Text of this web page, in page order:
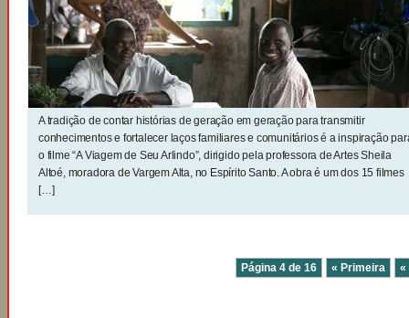
A tradição de contar histórias de geração em geração para transmitir
conhecimentos e fortalecer laços familiares e comunitários é a inspiração
o filme “A Viagem de Seu Arlindo”, dirigido pela professora de Artes Sheila
Altoé, moradora de Vargem Alta, no Espírito Santo. A obra é um dos 15 filmes
[…]
Página 4 de 16 « Primeira «